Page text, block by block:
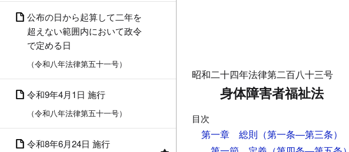
公布の日から起算して二年を
超えない範囲内において政令
で定める日
（令和八年法律第五十一号）
令和9年4月1日 施行
（令和八年法律第五十一号）
令和8年6月24日 施行
昭和二十四年法律第二百八十三号
身体障害者福祉法
目次
第一章 総則 （第一条―第三条）